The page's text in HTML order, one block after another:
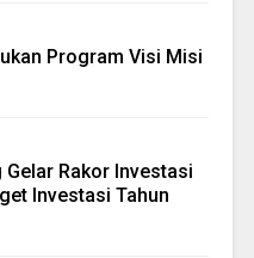
Program Visi Misi
Rakor Investasi
Investasi Tahun